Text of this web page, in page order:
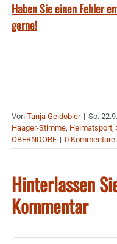
Haben Sie einen Fehler
gerne!
Von Tanja Geidobler | So.
Haager-Stimme, Heimatsport,
OBERNDORF | 0 Kommentare
Hinterlassen
Kommentar